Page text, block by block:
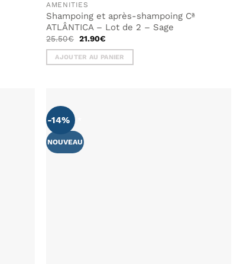
AMENITIES
Shampoing et après-shampoing Cª
ATLÂNTICA – Lot de 2 – Sage
25.50€ Le
initial
était :
21.90€
actuel
est :
AJOUTER AU PANIER
-14%
NOUVEAU